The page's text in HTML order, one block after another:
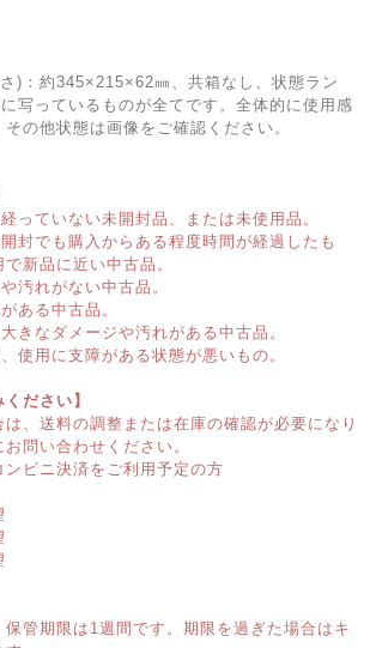
)：約345×215×62㎜、共箱なし、状態ラン
写っているものが全てです。全体的に使用感
の他状態は画像をご確認ください。
っていない未開封品、または未使用品。
封でも購入からある程度時間が経過したも
新品に近い中古品。
汚れがない中古品。
ある中古品。
きなダメージや汚れがある中古品。
使用に支障がある状態が悪いもの。
ださい】
、送料の調整または在庫の確認が必要になり
問い合わせください。
ンビニ決済をご利用予定の方
管期限は1週間です。期限を過ぎた場合はキ